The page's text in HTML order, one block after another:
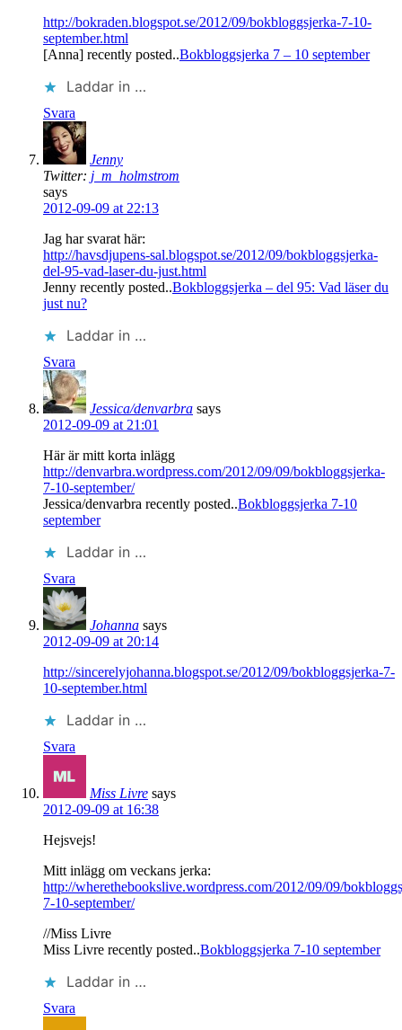
http://bokraden.blogspot.se/2012/09/bokbloggsjerka-7-10-
september.html
[Anna] recently posted..Bokbloggsjerka 7 – 10 september
Laddar in …
Svara
Jenny
Twitter: j_m_holmstrom
says
2012-09-09 at 22:13
Jag har svarat här:
http://havsdjupens-sal.blogspot.se/2012/09/bokbloggsjerka-
del-95-vad-laser-du-just.html
Jenny recently posted..Bokbloggsjerka – del 95: Vad läser du
just nu?
Laddar in …
Svara
Jessica/denvarbra says
2012-09-09 at 21:01
Här är mitt korta inlägg
http://denvarbra.wordpress.com/2012/09/09/bokbloggsjerka-
7-10-september/
Jessica/denvarbra recently posted..Bokbloggsjerka 7-10
september
Laddar in …
Svara
Johanna says
2012-09-09 at 20:14
http://sincerelyjohanna.blogspot.se/2012/09/bokbloggsjerka-7-
10-september.html
Laddar in …
Svara
Miss Livre says
2012-09-09 at 16:38
Hejsvejs!
Mitt inlägg om veckans jerka:
http://wherethebookslive.wordpress.com/2012/09/09/
7-10-september/
//Miss Livre
Miss Livre recently posted..Bokbloggsjerka 7-10 september
Laddar in …
Svara